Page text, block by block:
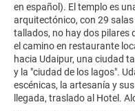
en español). El templo es
arquitectónico, con 29
tallados, no hay dos pilares
el camino en restaurante
hacia Udaipur, una ciudad
y la "ciudad de los lagos".
escénicas, la artesanía y
llegada, traslado al Hotel.